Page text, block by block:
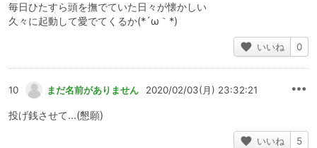
毎日ひたすら頭を撫でていた日々が懐かしい
久々に起動して愛でてくるか(*´ω｀*)
いいね 0
10 まだ名前がありません 2020/02/03(月) 23:32:21
投げ銭させて...(懇願)
いいね 5